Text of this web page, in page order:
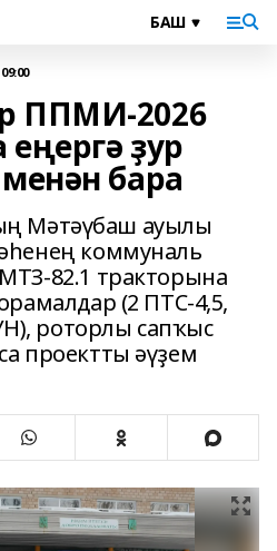
ППМИ-2026
ҙур
бара
Мәтәүбаш ауылы
коммуналь
82.1 тракторына
(2 ПТС-4,5,
роторлы сапҡыс
проектты әүҙем